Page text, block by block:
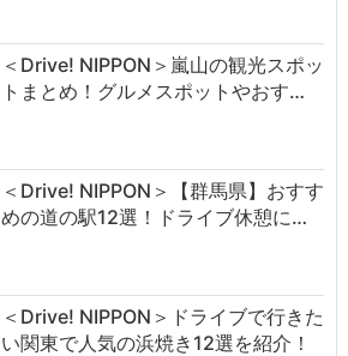
＜Drive! NIPPON＞嵐山の観光スポッ
トまとめ！グルメスポットやおす…
＜Drive! NIPPON＞【群馬県】おすす
めの道の駅12選！ドライブ休憩に…
＜Drive! NIPPON＞ドライブで行きた
い関東で人気の浜焼き12選を紹介！